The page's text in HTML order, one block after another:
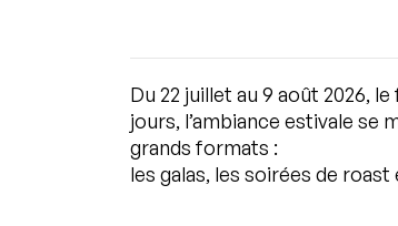
Du 22 juillet au 9 août 2026,
jours, l’ambiance estivale se
grands formats :
les galas, les soirées de